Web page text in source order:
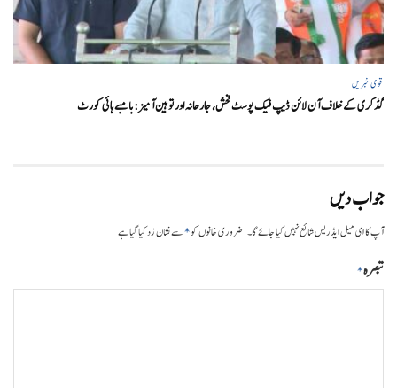
قومی خبریں
گڈکری کے خلاف آن لائن ڈیپ فیک پوسٹ فحش، جارحانہ اور توہین آمیز:بامبے ہائی کورٹ
جواب دیں
آپ کا ای میل ایڈریس شائع نہیں کیا جائے گا۔ ضروری خانوں کو*سے نشان زد کیا گیا ہے
تبصرہ*